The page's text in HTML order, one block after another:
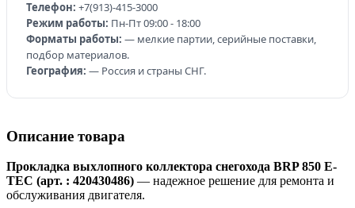
Телефон: +7(913)-415-3000
Режим работы: Пн-Пт 09:00 - 18:00
Форматы работы: — мелкие партии, серийные поставки,
подбор материалов.
География: — Россия и страны СНГ.
Описание товара
Прокладка выхлопного коллектора снегохода BRP 850 E-
TEC (арт. : 420430486) — надежное решение для ремонта и
обслуживания двигателя.